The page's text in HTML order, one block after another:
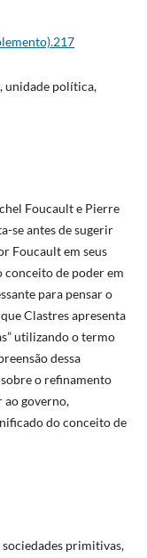
unidade política,
Foucault e Pierre
se antes de sugerir
Foucault em seus
conceito de poder em
para pensar o
Clastres apresenta
utilizando o termo
dessa
o refinamento
governo,
do conceito de
sociedades primitivas,